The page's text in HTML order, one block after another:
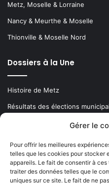
Gérer le
Pour offrir les meilleures
telles que les cookies pour stocker
appareils. Le fait de consentir à
traiter des données telles que le
uniques sur ce site. Le fait de ne
Metz, Moselle & Lorraine
Nancy & Meurthe & Moselle
Thionville & Moselle Nord
Dossiers à la Une
Histoire de Metz
Résultats des élections
Newsletter gratuite